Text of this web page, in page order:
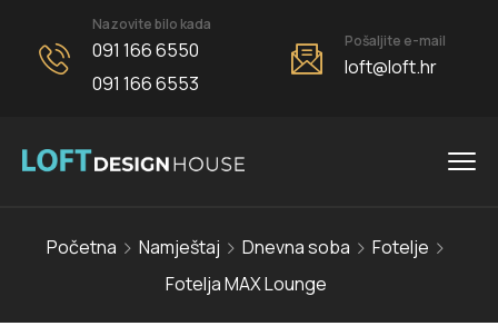
Nazovite bilo kada
091 166 6550
091 166 6553
Pošaljite e-mail
loft@loft.hr
Početna Namještaj Dnevna soba
Fotelje
Fotelja MAX Lounge